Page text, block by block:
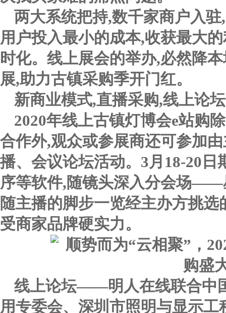
两大系统把持,数千家商户入
用户投入最小的成本,收获最大
时化。线上展会的举办,必然降
展,助力古镇采购季开门红。
新商业模式,直播采购,线上论
2020年线上古镇灯博会e站购
合作外,观众或参展商还可参加
播、会议论坛活动。3月18-20
序等软件,随镜头深入分会场——
随主播的脚步一览经主办方挑
受商家品牌硬实力。
线上论坛——明人在线联合中
用专委会、深圳市照明与显示